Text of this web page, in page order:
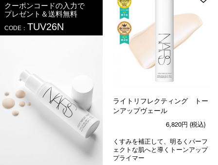
クーポンコードの入力で
プレゼント＆送料無料
CODE： TUV26N
ライトリフレクティング トー
ンアップヴェール
6,820円 (税込)
くすみを補正して、明るくパーフ
ェクトな肌へと導くトーンアップ
プライマー